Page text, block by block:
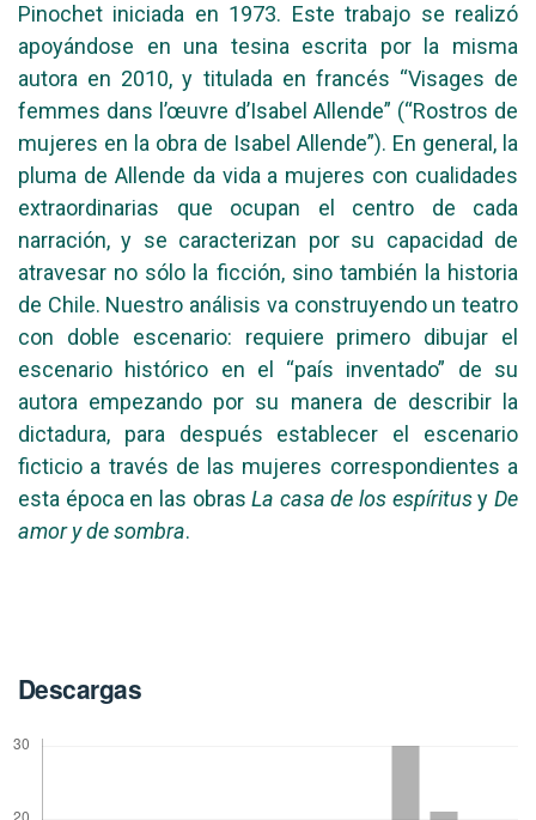
Pinochet iniciada en 1973. Este trabajo se realizó
apoyándose en una tesina escrita por la misma
autora en 2010, y titulada en francés “Visages de
femmes dans l’œuvre d’Isabel Allende” (“Rostros de
mujeres en la obra de Isabel Allende”). En general, la
pluma de Allende da vida a mujeres con cualidades
extraordinarias que ocupan el centro de cada
narración, y se caracterizan por su capacidad de
atravesar no sólo la ficción, sino también la historia
de Chile. Nuestro análisis va construyendo un teatro
con doble escenario: requiere primero dibujar el
escenario histórico en el “país inventado” de su
autora empezando por su manera de describir la
dictadura, para después establecer el escenario
ficticio a través de las mujeres correspondientes a
esta época en las obrasLa casa de los espíritusyDe
amor y de sombra.
Descargas